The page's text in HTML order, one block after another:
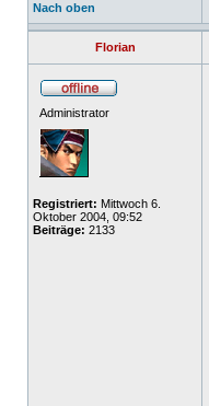
Nach oben
Florian
Administrator
Registriert: Mittwoch 6.
Oktober 2004, 09:52
Beiträge: 2133